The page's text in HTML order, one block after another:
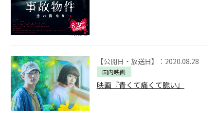
【公開日・放送日】：2020.08.28
国内映画
映画『青くて痛くて脆い』